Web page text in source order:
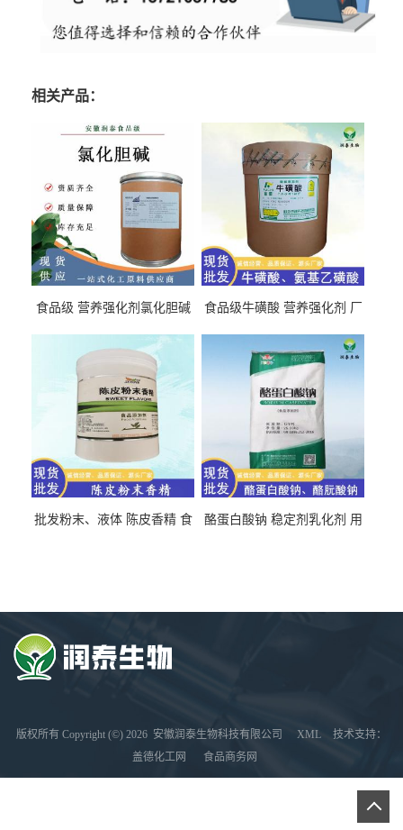
相关产品：
食品级 营养强化剂氯化胆碱
食品级牛磺酸 营养强化剂 厂
批发粉末、液体 陈皮香精 食
酪蛋白酸钠 稳定剂乳化剂 用
版权所有 Copyright (©) 2026 安徽润泰生物科技有限公司 XML
技术支持：
盖德化工网
食品商务网